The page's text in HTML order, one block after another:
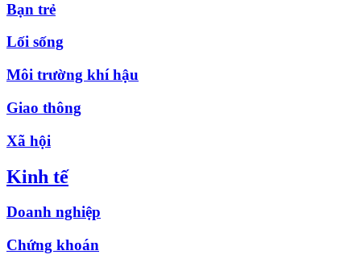
Bạn trẻ
Lối sống
Môi trường khí hậu
Giao thông
Xã hội
Kinh tế
Doanh nghiệp
Chứng khoán